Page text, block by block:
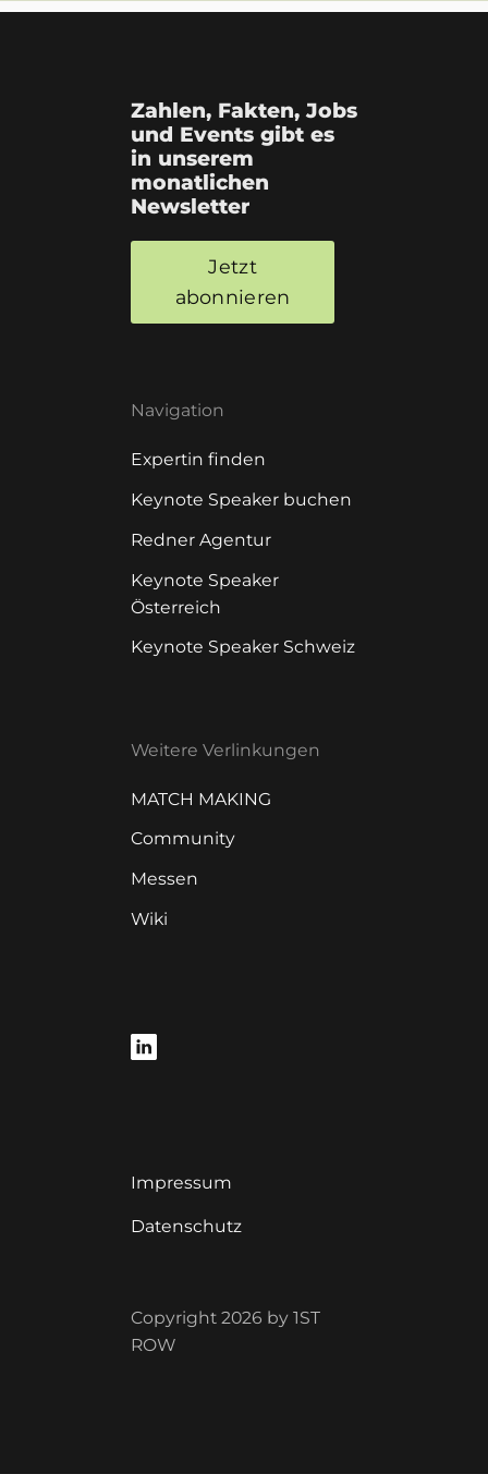
Zahlen, Fakten, Jobs
und Events gibt es
in unserem
monatlichen
Newsletter
Jetzt
abonnieren
Navigation
Expertin finden
Keynote Speaker buchen
Redner Agentur
Keynote Speaker
Österreich
Keynote Speaker Schweiz
Weitere Verlinkungen
MATCH MAKING
Community
Messen
Wiki
Impressum
Datenschutz
Copyright 2026 by 1ST
ROW